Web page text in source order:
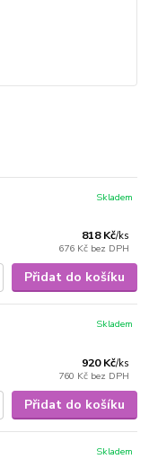
818 Kč/ks
676 Kč bez DPH
Skladem
Přidat do košíku
920 Kč/ks
760 Kč bez DPH
Skladem
Přidat do košíku
Skladem